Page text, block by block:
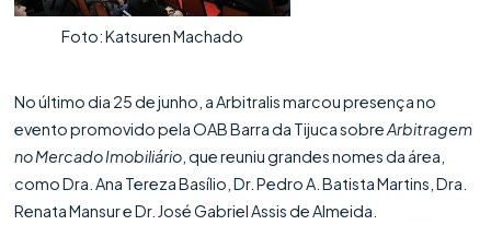
Foto: Katsuren Machado
No último dia 25 de junho, a Arbitralis marcou presença no
evento promovido pela OAB Barra da Tijuca sobreArbitragem
no Mercado Imobiliário , que reuniu grandes nomes da área,
como Dra. Ana Tereza Basílio, Dr. Pedro A. Batista Martins, Dra.
Renata Mansur e Dr. José Gabriel Assis de Almeida.